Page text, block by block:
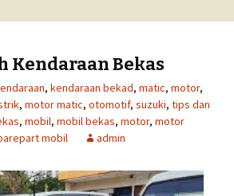
Kendaraan Bekas
, kendaraan bekad, matic, motor,
, motor matic, otomotif, suzuki, tips dan
, mobil, mobil bekas, motor, motor
mobil admin